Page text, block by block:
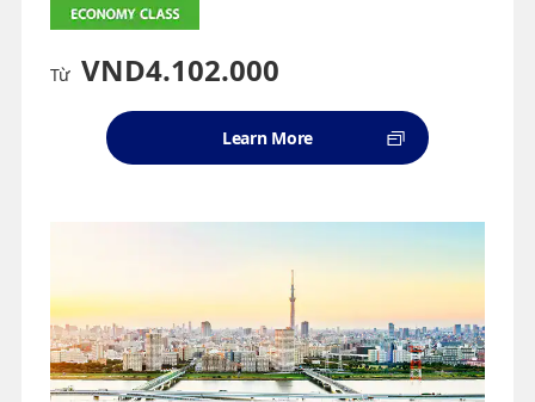
Từ VND4.102.000
Learn More